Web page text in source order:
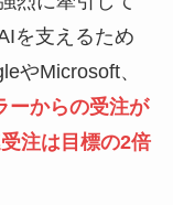
を支えるため
やMicrosoft、
ーからの受注が
注は目標の2倍